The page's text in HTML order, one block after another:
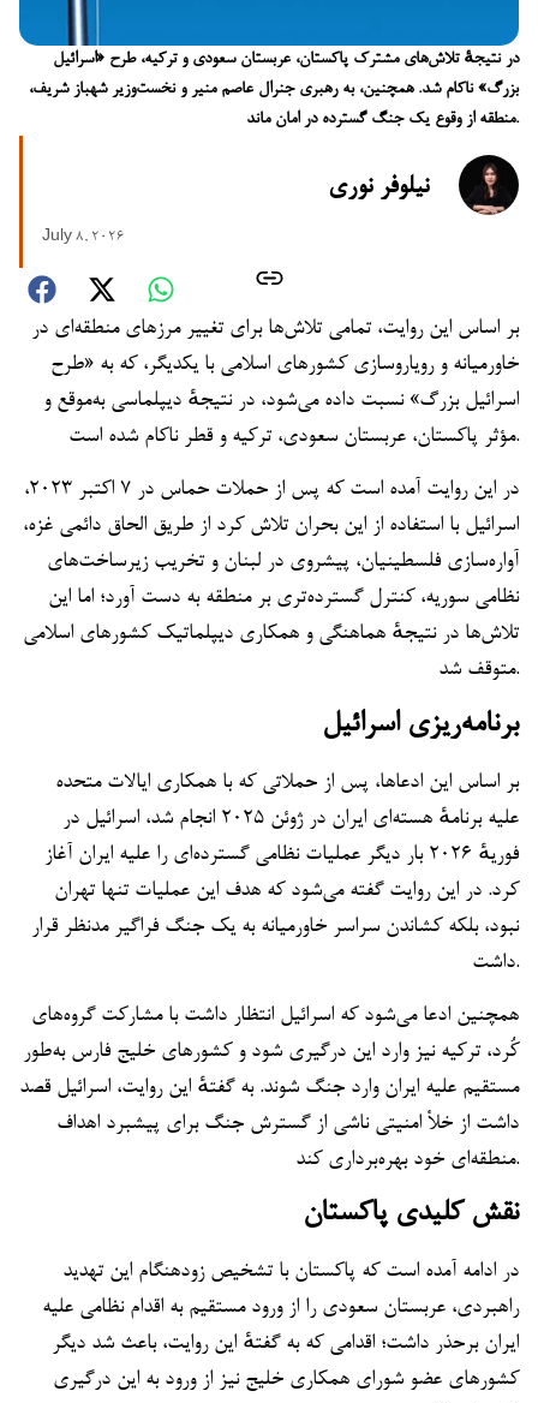
در نتیجهٔ تلاش‌های مشترک پاکستان، عربستان سعودی و ترکیه، طرح «اسرائیل
بزرگ» ناکام شد. همچنین، به رهبری جنرال عاصم منیر و نخست‌وزیر شهباز شریف،
منطقه از وقوع یک جنگ گسترده در امان ماند.
نیلوفر نوری
July 8, 2026
بر اساس این روایت، تمامی تلاش‌ها برای تغییر مرزهای منطقه‌ای در
خاورمیانه و رویاروسازی کشورهای اسلامی با یکدیگر، که به «طرح
اسرائیل بزرگ» نسبت داده می‌شود، در نتیجهٔ دیپلماسی به‌موقع و
مؤثر پاکستان، عربستان سعودی، ترکیه و قطر ناکام شده است.
در این روایت آمده است که پس از حملات حماس در ۷ اکتبر ۲۰۲۳،
اسرائیل با استفاده از این بحران تلاش کرد از طریق الحاق دائمی غزه،
آواره‌سازی فلسطینیان، پیشروی در لبنان و تخریب زیرساخت‌های
نظامی سوریه، کنترل گسترده‌تری بر منطقه به دست آورد؛ اما این
تلاش‌ها در نتیجهٔ هماهنگی و همکاری دیپلماتیک کشورهای اسلامی
متوقف شد.
برنامه‌ریزی اسرائیل
بر اساس این ادعاها، پس از حملاتی که با همکاری ایالات متحده
علیه برنامهٔ هسته‌ای ایران در ژوئن ۲۰۲۵ انجام شد، اسرائیل در
فوریهٔ ۲۰۲۶ بار دیگر عملیات نظامی گسترده‌ای را علیه ایران آغاز
کرد. در این روایت گفته می‌شود که هدف این عملیات تنها تهران
نبود، بلکه کشاندن سراسر خاورمیانه به یک جنگ فراگیر مدنظر قرار
داشت.
همچنین ادعا می‌شود که اسرائیل انتظار داشت با مشارکت گروه‌های
کُرد، ترکیه نیز وارد این درگیری شود و کشورهای خلیج فارس به‌طور
مستقیم علیه ایران وارد جنگ شوند. به گفتهٔ این روایت، اسرائیل قصد
داشت از خلأ امنیتی ناشی از گسترش جنگ برای پیشبرد اهداف
منطقه‌ای خود بهره‌برداری کند.
نقش کلیدی پاکستان
در ادامه آمده است که پاکستان با تشخیص زودهنگام این تهدید
راهبردی، عربستان سعودی را از ورود مستقیم به اقدام نظامی علیه
ایران برحذر داشت؛ اقدامی که به گفتهٔ این روایت، باعث شد دیگر
کشورهای عضو شورای همکاری خلیج نیز از ورود به این درگیری